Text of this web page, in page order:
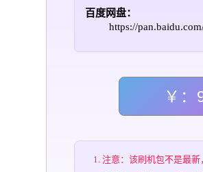
百度网盘：
https://
￥：
注意：该刷机包不是最